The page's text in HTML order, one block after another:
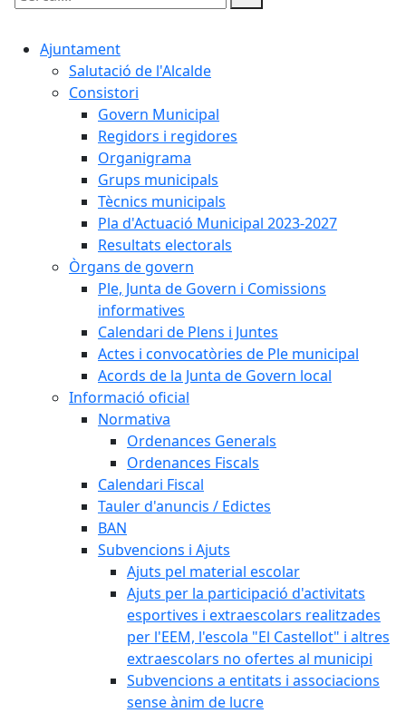
Cercar:
Ajuntament
Salutació de l'Alcalde
Consistori
Govern Municipal
Regidors i regidores
Organigrama
Grups municipals
Tècnics municipals
Pla d'Actuació Municipal 2023-2027
Resultats electorals
Òrgans de govern
Ple, Junta de Govern i Comissions
informatives
Calendari de Plens i Juntes
Actes i convocatòries de Ple municipal
Acords de la Junta de Govern local
Informació oficial
Normativa
Ordenances Generals
Ordenances Fiscals
Calendari Fiscal
Tauler d'anuncis / Edictes
BAN
Subvencions i Ajuts
Ajuts pel material escolar
Ajuts per la participació d'activitats
esportives i extraescolars realitzades
per l'EEM, l'escola "El Castellot" i altres
extraescolars no ofertes al municipi
Subvencions a entitats i associacions
sense ànim de lucre